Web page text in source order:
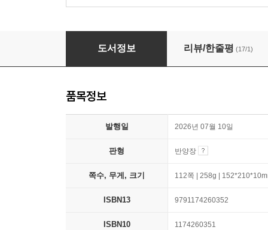
동생을 빌렸습니다
도서정보 리뷰/한줄평 (17/1)
품목정보
발행일 2026년 07월 10일
판형 반양장
쪽수, 무게, 크기 112쪽 | 258g |
ISBN13 9791174260352
ISBN10 1174260351